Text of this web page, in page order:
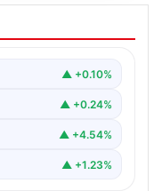
▲ +0.10%
▲ +0.24%
▲ +4.54%
▲ +1.23%